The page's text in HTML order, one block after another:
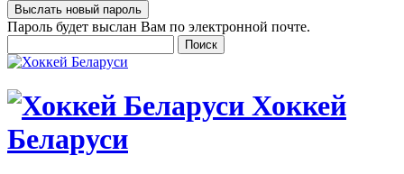
Пароль будет выслан Вам по электронной почте.
Хоккей
Беларуси